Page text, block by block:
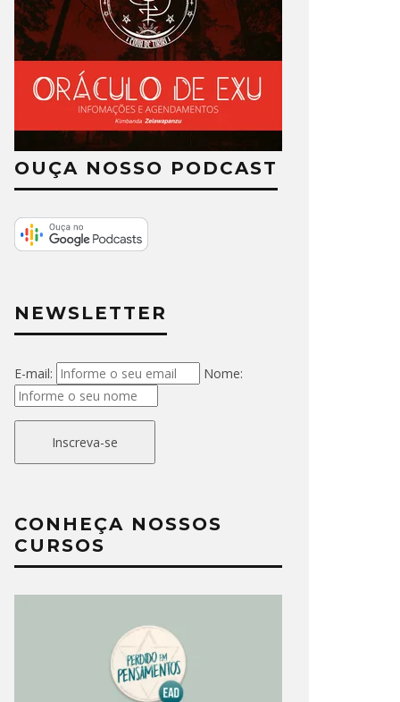
OUÇA NOSSO PODCAST
NEWSLETTER
E-mail: Nome:
Inscreva-se
CONHEÇA NOSSOS
CURSOS